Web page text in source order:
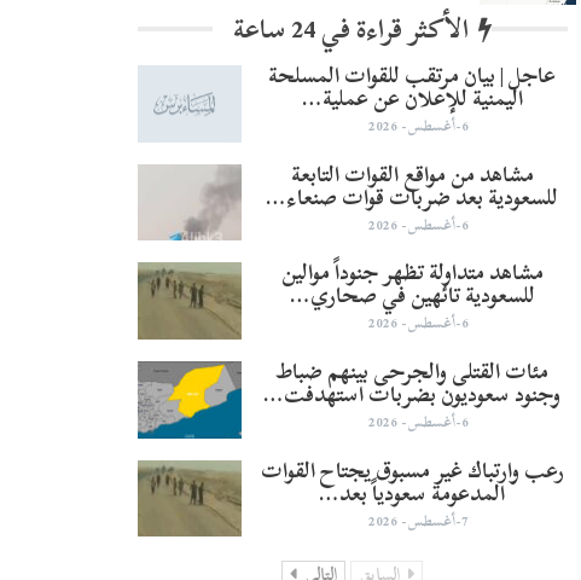
الأكثر قراءة في 24 ساعة
عاجل | بيان مرتقب للقوات المسلحة
اليمنية للإعلان عن عملية…
6-أغسطس- 2026
مشاهد من مواقع القوات التابعة
للسعودية بعد ضربات قوات صنعاء…
6-أغسطس- 2026
مشاهد متداولة تظهر جنوداً موالين
للسعودية تائهين في صحاري…
6-أغسطس- 2026
مئات القتلى والجرحى بينهم ضباط
وجنود سعوديون بضربات استهدفت…
6-أغسطس- 2026
رعب وارتباك غير مسبوق يجتاح القوات
المدعومة سعودياً بعد…
7-أغسطس- 2026